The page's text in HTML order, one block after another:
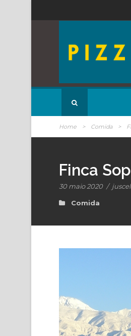
Home > Comida >
Finca
30 maio 2020 /
Comida